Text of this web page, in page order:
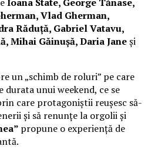
Vlad Gherman,
Răduță, Gabriel Vatavu,
Mihai Găinușă, Daria Janeși
un „schimb de roluri” pe care
unui weekend, ce se
care protagoniștii reușesc să-
și să renunțe la orgolii și
propune o experiență de